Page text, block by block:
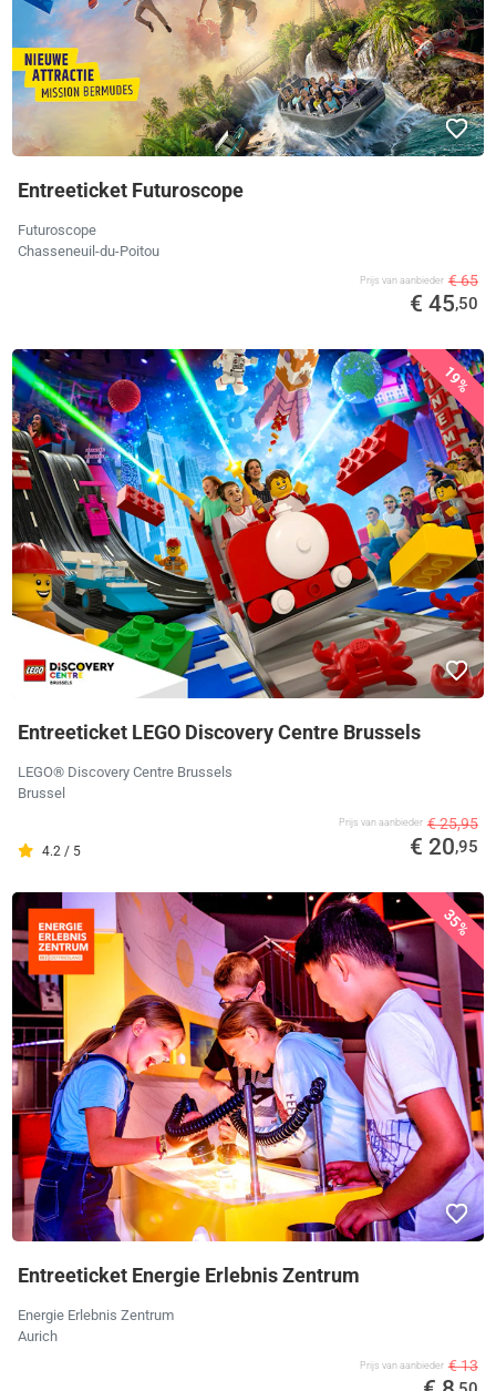
Entreeticket Futuroscope
Futuroscope
Chasseneuil-du-Poitou
Prijs van aanbieder € 65
€ 45,50
19%
Entreeticket LEGO Discovery Centre Brussels
LEGO® Discovery Centre Brussels
Brussel
4.2 / 5
Prijs van aanbieder € 25,95
€ 20,95
35%
Entreeticket Energie Erlebnis Zentrum
Energie Erlebnis Zentrum
Aurich
Prijs van aanbieder € 13